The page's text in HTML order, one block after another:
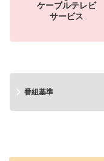
ケーブルテレビ
サービス
番組基準